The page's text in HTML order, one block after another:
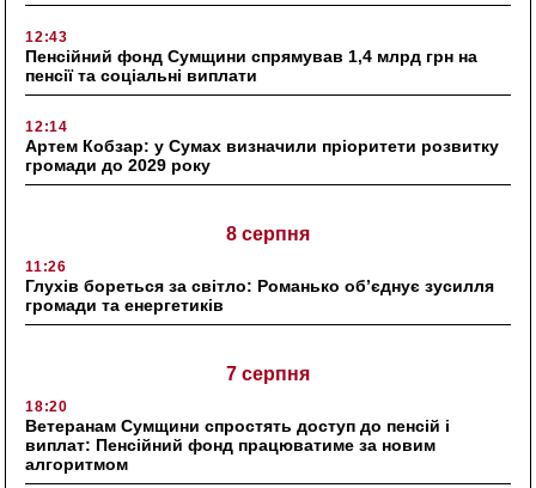
12:43
Пенсійний фонд Сумщини спрямував 1,4 млрд грн на
пенсії та соціальні виплати
12:14
Артем Кобзар: у Сумах визначили пріоритети розвитку
громади до 2029 року
8 серпня
11:26
Глухів бореться за світло: Романько об’єднує зусилля
громади та енергетиків
7 серпня
18:20
Ветеранам Сумщини спростять доступ до пенсій і
виплат: Пенсійний фонд працюватиме за новим
алгоритмом